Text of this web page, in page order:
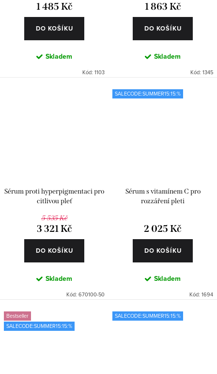
1 485 Kč
DO KOŠÍKU
Skladem
Kód: 1103
1 863 Kč
DO KOŠÍKU
Skladem
Kód: 1345
Sérum proti hyperpigmentaci pro
citlivou pleť
5 535 Kč
3 321 Kč
DO KOŠÍKU
Skladem
Kód: 670100-50
SALECODE:SUMMER15:15:%
Sérum s vitamínem C pro
rozzáření pleti
2 025 Kč
DO KOŠÍKU
Skladem
Kód: 1694
Bestseller
SALECODE:SUMMER15:15:%
SALECODE:SUMMER15:15:%